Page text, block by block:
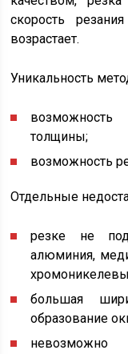
скорость
возрастает.
Уникальность
толщины;
возможность
Отдельные
резке не
алюминия,
большая
образование
невозможно